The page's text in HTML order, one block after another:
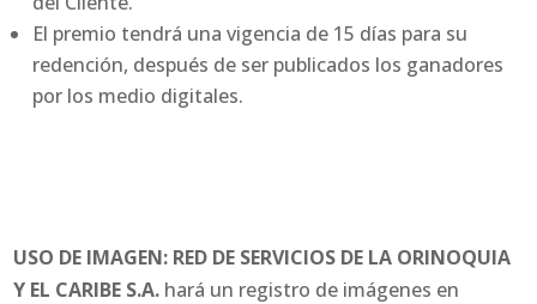
El premio tendrá una vigencia de 15 días para su
redención, después de ser publicados los ganadores
por los medio digitales.
USO DE IMAGEN: RED DE SERVICIOS DE LA ORINOQUIA
Y EL CARIBE S.A. hará un registro de imágenes en